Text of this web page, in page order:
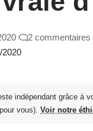
2020
2 commentaires
indépendant grâce à
vous). Voir notre